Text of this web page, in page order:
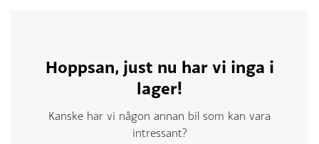
Hoppsan, just nu har vi inga i
lager!
Kanske har vi någon annan bil som kan vara
intressant?